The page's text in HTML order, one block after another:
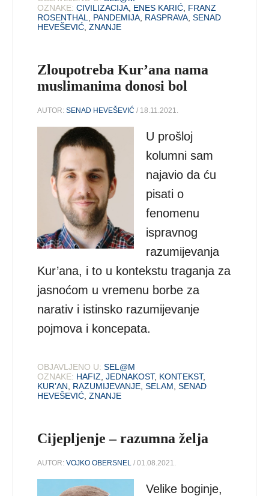
OZNAKE: CIVILIZACIJA ENES KARIĆ FRANZ
ROSENTHAL
PANDEMIJA RASPRAVA ,SENAD
HEVEŠEVIĆ ,ZNANJE
Zloupotreba Kur’ana nama
muslimanima donosi bol
AUTOR:SENAD HEVEŠEVIĆ / 18.11.2021.
U prošloj
kolumni sam
najavio da ću
pisati o
fenomenu
ispravnog
razumijevanja
Kur’ana, i to u kontekstu traganja za
jasnoćom u vremenu borbe za
narativ i istinsko razumijevanje
pojmova i koncepata.
OBJAVLJENO U: SEL@M
OZNAKE: HAFIZ ,JEDNAKOST, KONTEKST,
KUR’AN
RAZUMIJEVANJE ,SELAM ,SENAD
HEVEŠEVIĆ ,ZNANJE
Cijepljenje – razumna želja
AUTOR:VOJKO OBERSNEL / 01.08.2021.
Velike boginje,